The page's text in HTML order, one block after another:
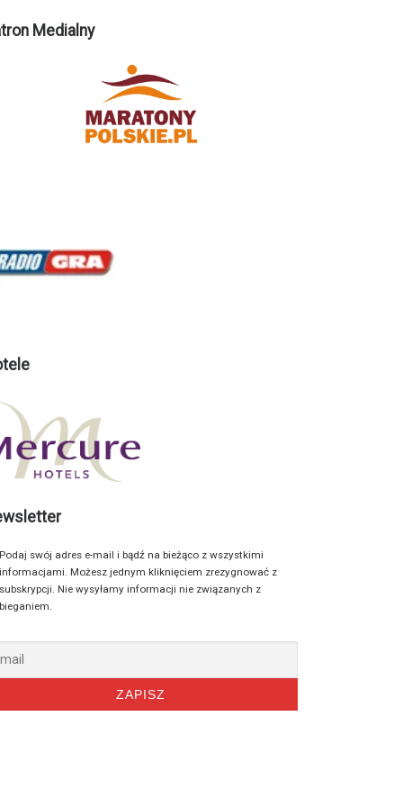
Medialny
swój adres e-mail i bądź na bieżąco z wszystkimi
Możesz jednym kliknięciem zrezygnować z
Nie wysyłamy informacji nie związanych z